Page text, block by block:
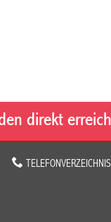
direkt
TELEFONVERZEICHNIS